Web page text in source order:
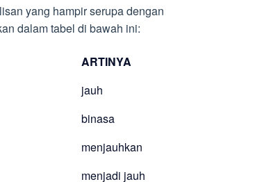
yang hampir serupa dengan
dalam tabel di bawah ini:
ARTINYA
jauh
binasa
menjauhkan
menjadi jauh